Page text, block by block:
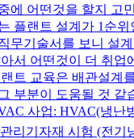
에 어떤것을 할지 고
플랜트 설계가 1순
무기술서를 보니 설
서 어떤것이 더 취업
트 교육은 배관설계
부분이 도움될 것 같
사업: HVAC(냉난
리기자재 시험 (전기